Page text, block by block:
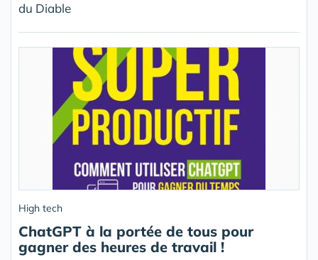
du Diable
High tech
ChatGPT à la portée de tous pour
gagner des heures de travail !